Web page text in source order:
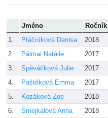
Jméno Ročník
1.
Ptáčníková Denisa 2018
2.
Pálmai Natálie 2017
3.
Spěváčková Julie 2017
4.
Paštěková Emma 2017
5.
Kozáková Zoe 2018
6.
Šmejkalová Anna 2018